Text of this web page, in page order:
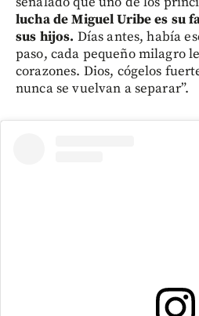
lucha de Miguel Uribe es su
sus hijos. Días antes, había
paso, cada pequeño milagro
corazones. Dios, cógelos
nunca se vuelvan a separar”.